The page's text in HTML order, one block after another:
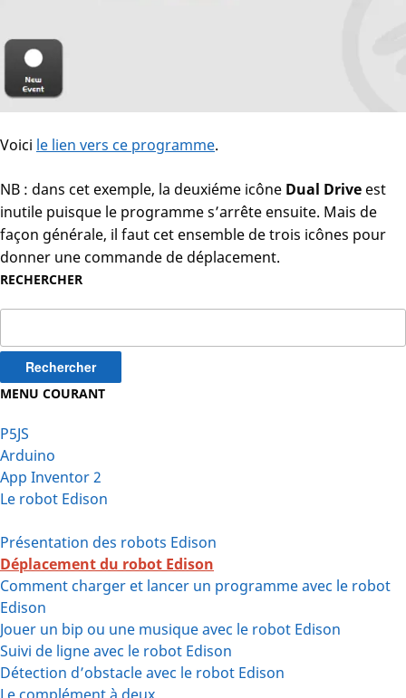
RECHERCHER
MENU COURANT
P5JS
Arduino
App Inventor 2
Le robot Edison
Présentation des robots Edison
Déplacement du robot Edison
Comment charger et lancer un programme avec le robot
Edison
Jouer un bip ou une musique avec le robot Edison
Suivi de ligne avec le robot Edison
Détection d’obstacle avec le robot Edison
Voici le lien vers ce programme.
NB : dans cet exemple, la deuxiéme icône Dual Drive est
inutile puisque le programme s’arrête ensuite. Mais de
façon générale, il faut cet ensemble de trois icônes pour
donner une commande de déplacement.